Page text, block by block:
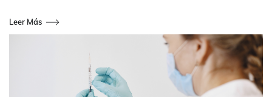
Leer Más